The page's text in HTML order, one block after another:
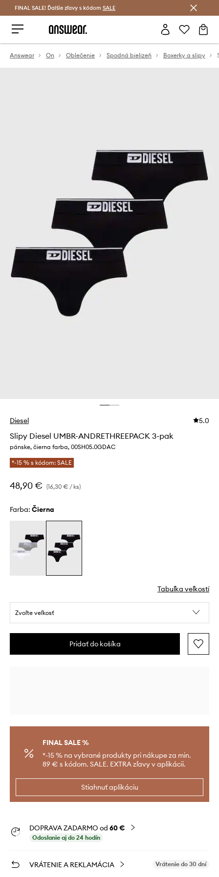
Šetrite s Answear Club >
FINAL SALE! Ďalšie zľavy s kódom SALE
Answear On Oblečenie Spodná bielizeň Boxerky a slipy
Diesel 5.0
Slipy Diesel UMBR-ANDRETHREEPACK 3-pak
pánske, čierna farba, 00SH05.0GDAC
*-15 % s kódom: SALE
48,90 € (16,30 € / ks)
Farba: čierna
Tabuľka veľkostí
Zvoľte veľkosť
Pridať do košíka
FINAL SALE %
*-15 % na vybrané produkty pri nákupe za min.
89 € s kódom. SALE. EXTRA zľavy v aplikácii.
Stiahnuť aplikáciu
DOPRAVA ZADARMO od 60 €
Odoslanie aj do 24 hodín
VRÁTENIE A REKLAMÁCIA Vrátenie do 30 dní